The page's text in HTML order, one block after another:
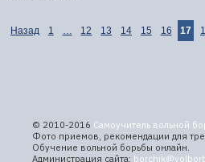
Назад 1 … 12 13 14 15 16 17
© 2010-2016 Самоучитель вольной
Фото приемов, рекомендации для
Обучение вольной борьбы онлайн.
Администрация сайта: